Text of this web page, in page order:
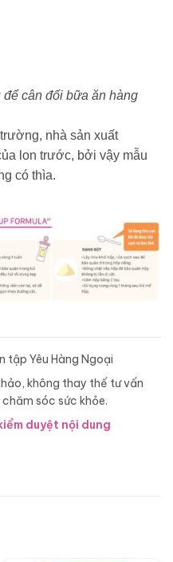
để cân đối bữa ăn hàng
nhà sản xuất
lon trước, bởi vậy mẫu
có thìa.
tập Yêu Hàng Ngoại
không thay thế tư vấn
sóc sức khỏe.
duyệt nội dung